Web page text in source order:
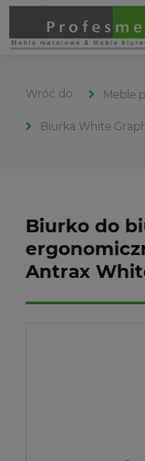
Meble
Biurka White
Biurko do
Antrax